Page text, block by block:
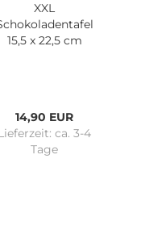
XXL
15,5 x 22,5 cm
14,90 EUR
ca. 3-4
Tage